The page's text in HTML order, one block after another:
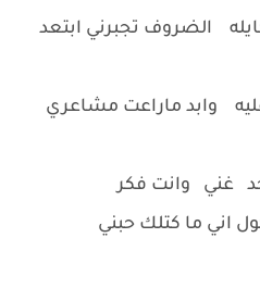
الضروف تجبرني ابتعد
وابد ماراعت مشاعري
غني وانت فكر
اني ما كتلك حبني